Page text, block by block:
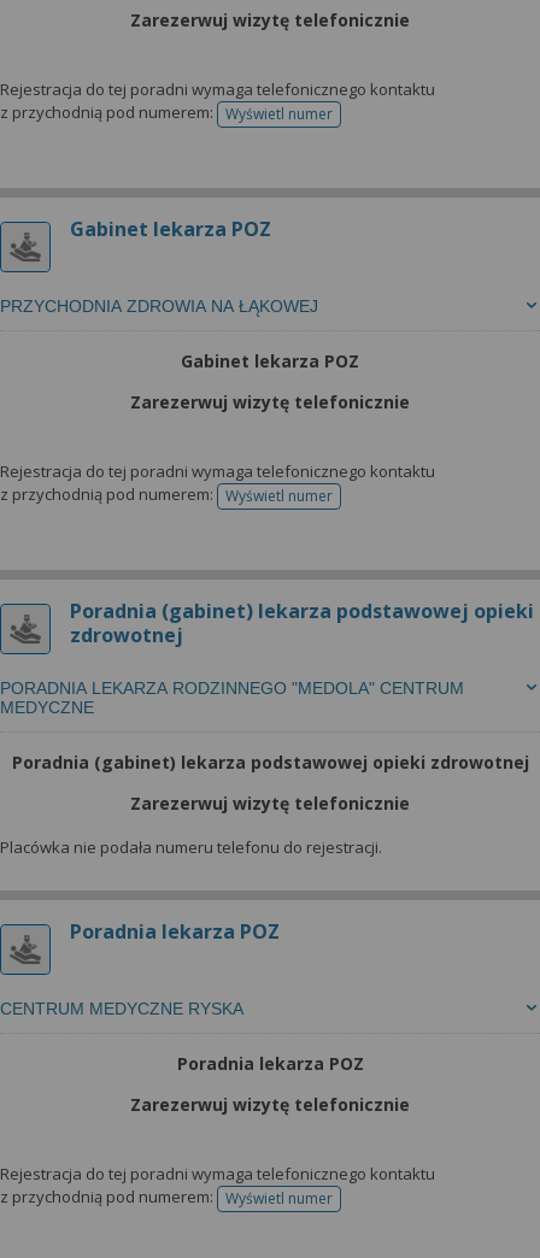
Zarezerwuj wizytę telefonicznie
Rejestracja do tej poradni wymaga telefonicznego kontaktu
z przychodnią pod numerem:
Wyświetl numertelefonu do rejestracji
Gabinet lekarza POZ
PRZYCHODNIA ZDROWIA NA ŁĄKOWEJ
Gabinet lekarza POZ
Zarezerwuj wizytę telefonicznie
Rejestracja do tej poradni wymaga telefonicznego kontaktu
z przychodnią pod numerem:
Wyświetl numertelefonu do rejestracji
Poradnia (gabinet) lekarza podstawowej opieki
zdrowotnej
PORADNIA LEKARZA RODZINNEGO "MEDOLA" CENTRUM
MEDYCZNE
Poradnia (gabinet) lekarza podstawowej opieki zdrowotnej
Zarezerwuj wizytę telefonicznie
Placówka nie podała numeru telefonu do rejestracji.
Poradnia lekarza POZ
CENTRUM MEDYCZNE RYSKA
Poradnia lekarza POZ
Zarezerwuj wizytę telefonicznie
Rejestracja do tej poradni wymaga telefonicznego kontaktu
z przychodnią pod numerem:
Wyświetl numertelefonu do rejestracji